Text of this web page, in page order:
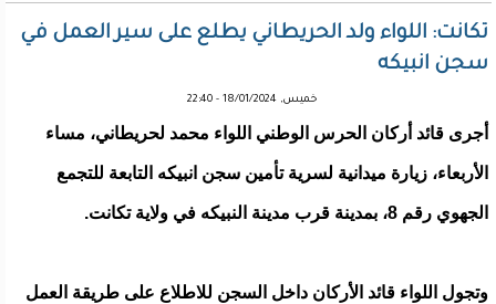
تكانت: اللواء ولد الحريطاني يطلع على سير العمل في
سجن انبيكه
خميس, 18/01/2024 - 22:40
أجرى قائد أركان الحرس الوطني اللواء محمد لحريطاني، مساء
الأربعاء، زيارة ميدانية لسرية تأمين سجن انبيكه التابعة للتجمع
الجهوي رقم 8، بمدينة قرب مدينة النبيكه في ولاية تكانت.
وتجول اللواء قائد الأركان داخل السجن للاطلاع على طريقة العمل